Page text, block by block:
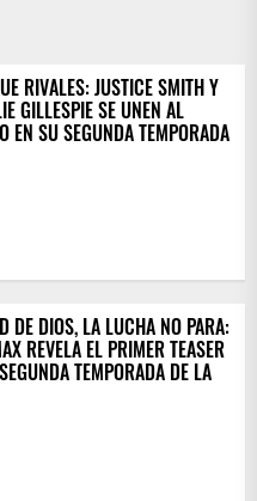
RIVALES: JUSTICE SMITH Y
GILLESPIE SE UNEN AL
EN SU SEGUNDA TEMPORADA
DE DIOS, LA LUCHA NO PARA:
REVELA EL PRIMER TEASER
TEMPORADA DE LA